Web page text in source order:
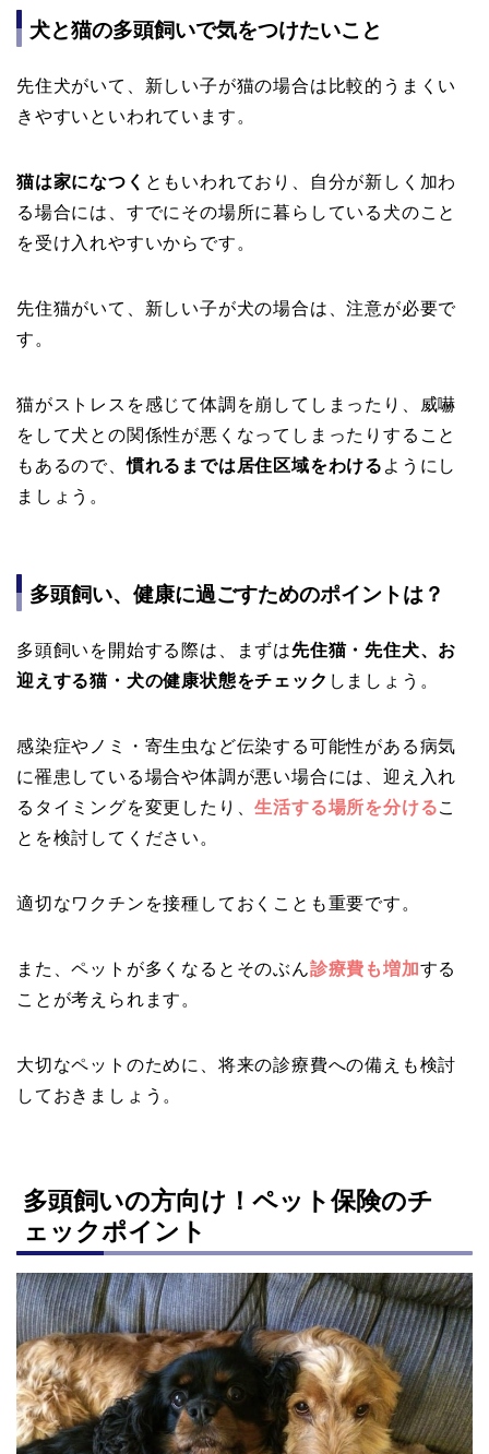
犬と猫の多頭飼いで気をつけたいこと
先住犬がいて、新しい子が猫の場合は比較的うまくい
きやすいといわれています。
猫は家になつく ともいわれており、自分が新しく加わ
る場合には、すでにその場所に暮らしている犬のこと
を受け入れやすいからです。
先住猫がいて、新しい子が犬の場合は、注意が必要で
す。
猫がストレスを感じて体調を崩してしまったり、威嚇
をして犬との関係性が悪くなってしまったりすること
もあるので、慣れるまでは居住区域をわける ようにし
ましょう。
多頭飼い、健康に過ごすためのポイントは？
多頭飼いを開始する際は、まずは先住猫・先住犬、お
迎えする猫・犬の健康状態をチェック しましょう。
感染症やノミ・寄生虫など伝染する可能性がある病気
に罹患している場合や体調が悪い場合には、迎え入れ
るタイミングを変更したり、生活する場所を分けるこ
とを検討してください。
適切なワクチンを接種しておくことも重要です。
また、ペットが多くなるとそのぶん診療費も増加する
ことが考えられます。
大切なペットのために、将来の診療費への備えも検討
しておきましょう。
多頭飼いの方向け！ペット保険のチ
ェックポイント